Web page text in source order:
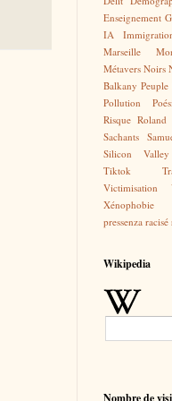
Enseignement
IA
Marseille
Métavers Noirs
Balkany Peuple
Pollution
Risque Roland
Sachants
Silicon Valley
Tiktok
Victimisation
Xénophobie
pressenza racisé
Wikipedia